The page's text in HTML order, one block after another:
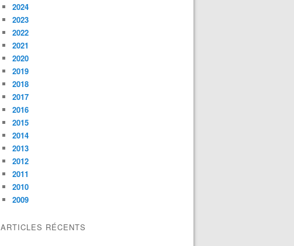
2024
2023
2022
2021
2020
2019
2018
2017
2016
2015
2014
2013
2012
2011
2010
2009
ARTICLES RÉCENTS